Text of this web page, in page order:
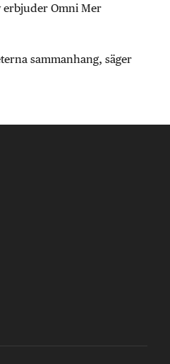
erbjuder Omni Mer
sammanhang, säger